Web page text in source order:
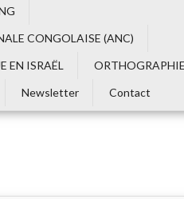
CONGOLAISE (ANC)
EN ISRAËL
Newsletter Contact